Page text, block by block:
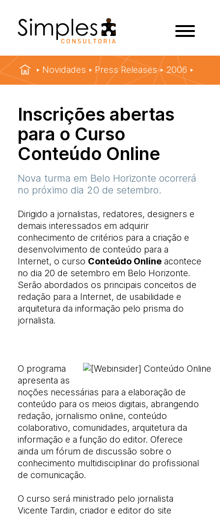
Novidades Press Releases 2006
Inscrições abertas
para o Curso
Conteúdo Online
Nova turma em Belo Horizonte ocorrerá
no próximo dia 20 de setembro.
Dirigido a jornalistas, redatores, designers e
demais interessados em adquirir
conhecimento de critérios para a criação e
desenvolvimento de conteúdo para a
Internet, o curso Conteúdo Online acontece
no dia 20 de setembro em Belo Horizonte.
Serão abordados os principais conceitos de
redação para a Internet, de usabilidade e
arquitetura da informação pelo prisma do
jornalista.
O programa
apresenta as
noções necessárias para a elaboração de
conteúdo para os meios digitais, abrangendo
redação, jornalismo online, conteúdo
colaborativo, comunidades, arquitetura da
informação e a função do editor. Oferece
ainda um fórum de discussão sobre o
conhecimento multidisciplinar do profissional
de comunicação.
O curso será ministrado pelo jornalista
Vicente Tardin, criador e editor do site